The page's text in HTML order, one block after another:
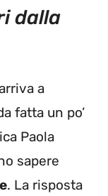
dalla
a
fatta un po’
Paola
sapere
. La risposta